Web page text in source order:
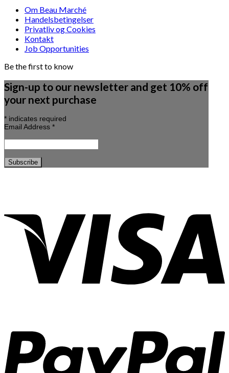
Om Beau Marché
Handelsbetingelser
Privatliv og Cookies
Kontakt
Job Opportunities
Be the first to know
Sign-up to our newsletter and get 10% off
your next purchase
* indicates required
Email Address *